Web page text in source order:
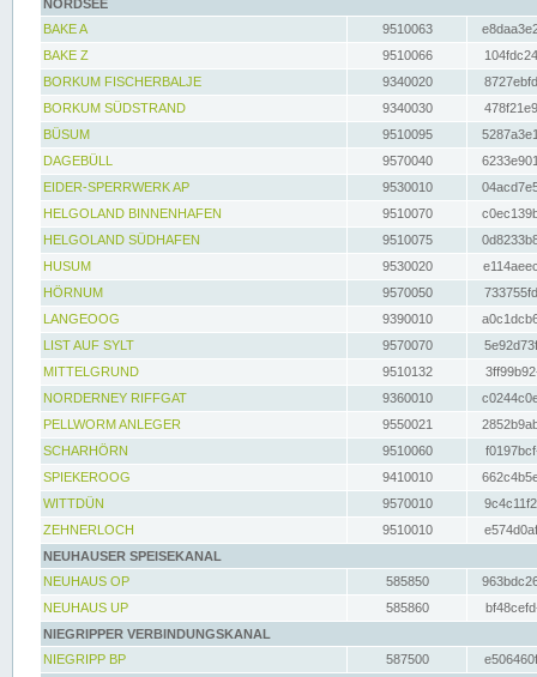
NORDSEE
BAKE A
9510063
BAKE Z
9510066
BORKUM FISCHERBALJE
9340020
BORKUM SÜDSTRAND
9340030
BÜSUM
9510095
DAGEBÜLL
9570040
EIDER-SPERRWERK AP
9530010
HELGOLAND BINNENHAFEN
9510070
HELGOLAND SÜDHAFEN
9510075
HUSUM
9530020
HÖRNUM
9570050
LANGEOOG
9390010
LIST AUF SYLT
9570070
MITTELGRUND
9510132
NORDERNEY RIFFGAT
9360010
PELLWORM ANLEGER
9550021
SCHARHÖRN
9510060
SPIEKEROOG
9410010
WITTDÜN
9570010
ZEHNERLOCH
9510010
NEUHAUSER SPEISEKANAL
NEUHAUS OP
585850
NEUHAUS UP
585860
NIEGRIPPER VERBINDUNGSKANAL
NIEGRIPP BP
587500